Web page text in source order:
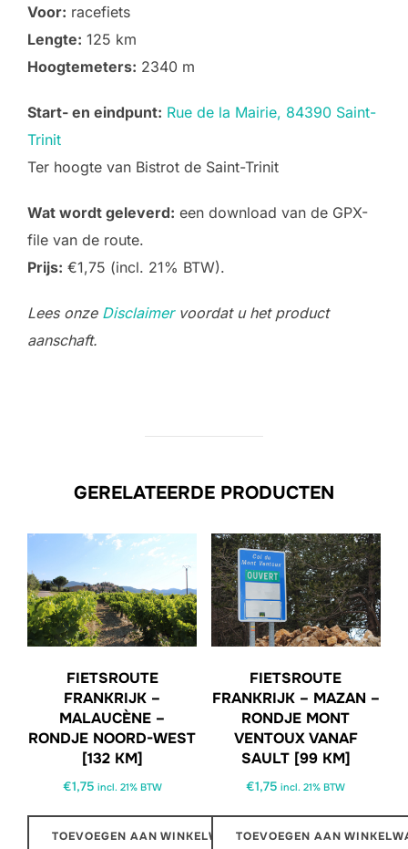
Voor: racefiets
Lengte: 125 km
Hoogtemeters: 2340 m
Start- en eindpunt: Rue de la Mairie, 84390 Saint-
Trinit
Ter hoogte van Bistrot de Saint-Trinit
Wat wordt geleverd: een download van de GPX-
file van de route.
Prijs: €1,75 (incl. 21% BTW).
Lees onze Disclaimervoordat u het product
aanschaft.
GERELATEERDE PRODUCTEN
FIETSROUTE
FRANKRIJK –
MALAUCÈNE –
RONDJE NOORD-WEST
[132 KM]
€1,75 incl. 21% BTW
TOEVOEGEN AAN WINKELWAGEN
FIETSROUTE
FRANKRIJK – MAZAN –
RONDJE MONT
VENTOUX VANAF
SAULT [99 KM]
€1,75 incl. 21% BTW
TOEVOEGEN AAN